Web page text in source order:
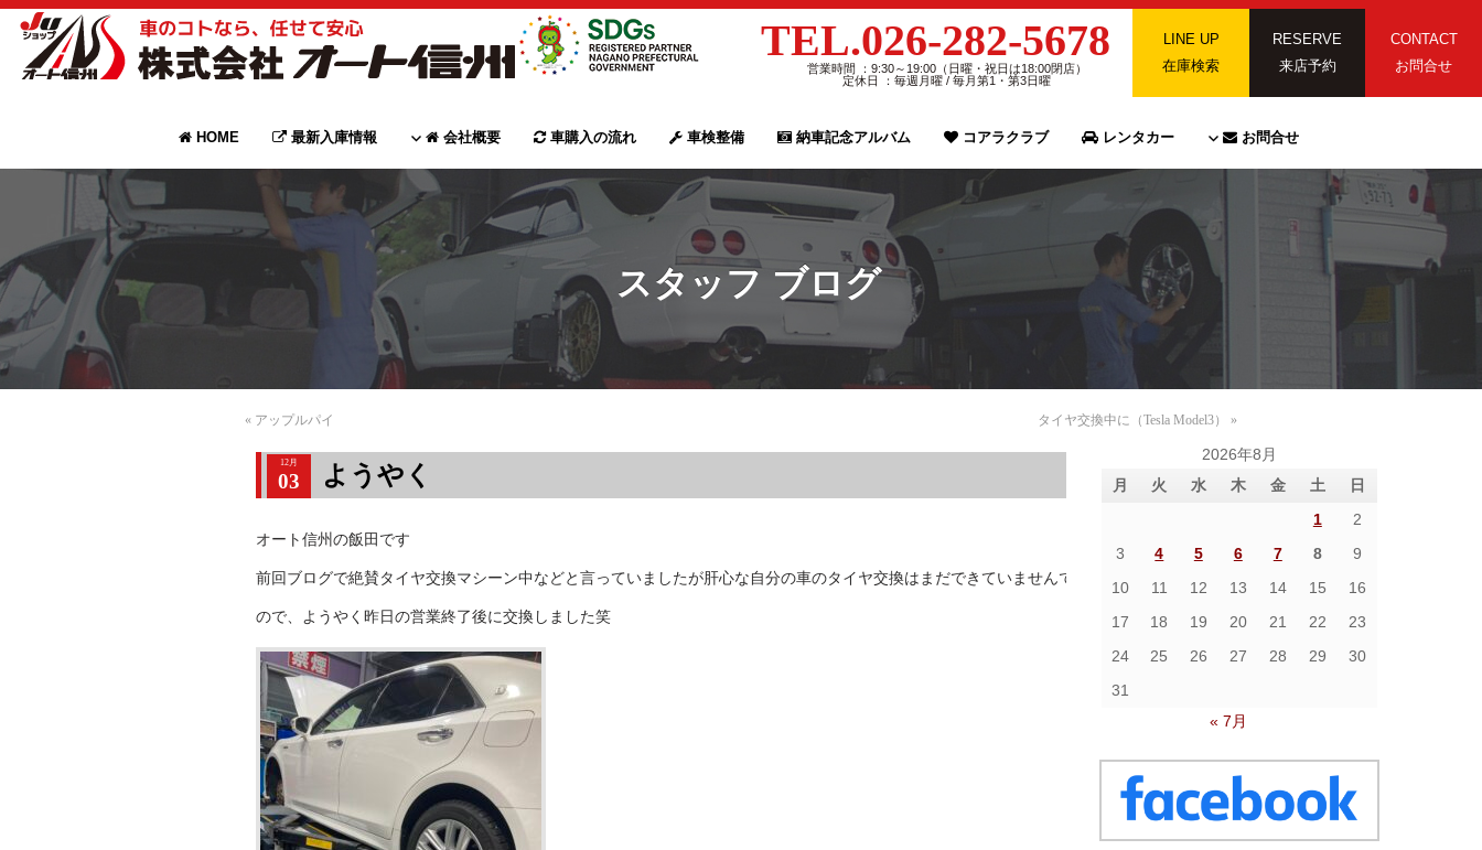
TEL.026-282-5678
営業時間 ：9:30～19:00（日曜・祝日は18:00閉店）
定休日 ：毎週月曜 / 毎月第1・第3日曜
LINE UP
在庫検索
RESERVE
来店予約
CONTACT
お問合せ
HOME 最新入庫情報 会社概要 車購入の流れ 車検整備 納車記念アルバム コアラクラブ レンタカー お問合せ
スタッフ ブログ
« アップルパイ タイヤ交換中に（Tesla Model3） »
12月
03 ようやく
オート信州の飯田です
前回ブログで絶賛タイヤ交換マシーン中などと言っていましたが肝心な自分の車のタイヤ交換はまだできていませんでした
ので、ようやく昨日の営業終了後に交換しました笑
2026年8月
月
火 水 木 金 土
日
1
2
3
4 5 6 7 8
9
10
11 12 13 14 15
16
17
18 19 20 21 22
23
24
25 26 27 28 29
30
31
« 7月